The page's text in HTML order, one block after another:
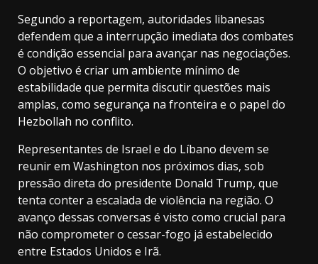
Segundo a reportagem, autoridades libanesas
defendem que a interrupção imediata dos combates
é condição essencial para avançar nas negociações.
O objetivo é criar um ambiente mínimo de
estabilidade que permita discutir questões mais
amplas, como segurança na fronteira e o papel do
Hezbollah no conflito.
Representantes de Israel e do Líbano devem se
reunir em Washington nos próximos dias, sob
pressão direta do presidente Donald Trump, que
tenta conter a escalada de violência na região. O
avanço dessas conversas é visto como crucial para
não comprometer o cessar-fogo já estabelecido
entre Estados Unidos e Irã.